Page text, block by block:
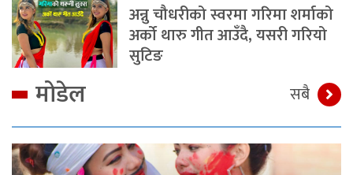
अन्नु चौधरीको स्वरमा गरिमा शर्माको
अर्को थारु गीत आउँदै, यसरी गरियो
सुटिङ
मोडेल सबै